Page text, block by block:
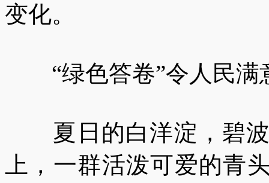
变化。
“绿色答卷”令人民满
夏日的白洋淀，碧波
上，一群活泼可爱的青